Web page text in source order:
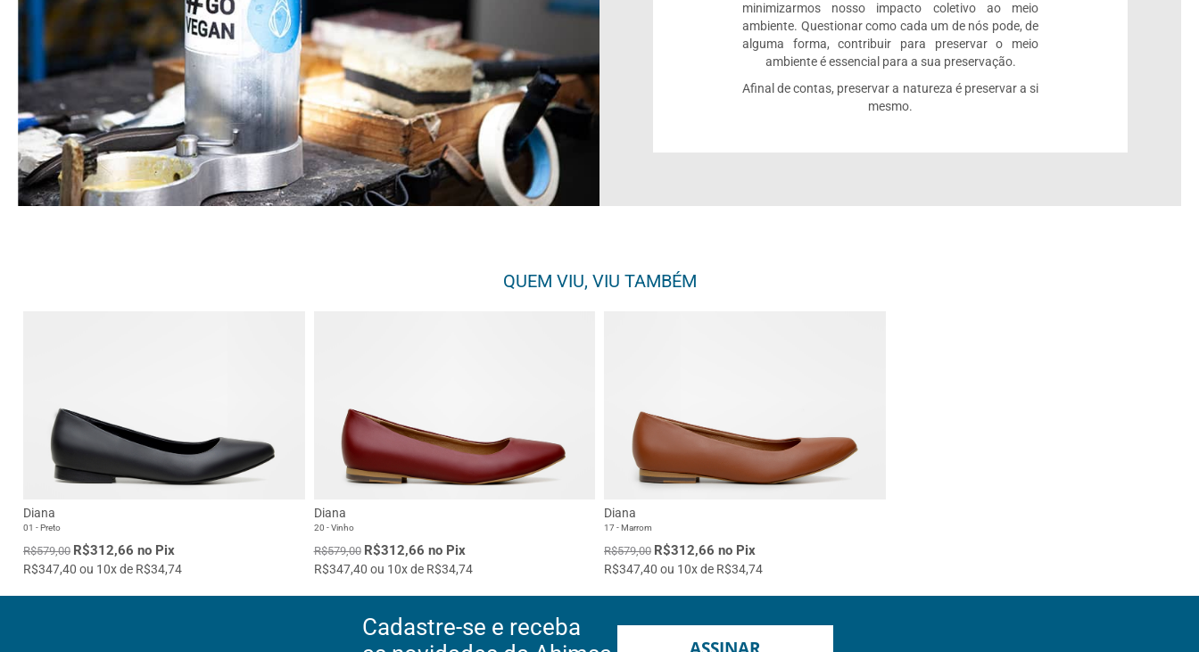
minimizarmos nosso impacto coletivo ao meio
ambiente. Questionar como cada um de nós pode, de
alguma forma, contribuir para preservar o meio
ambiente é essencial para a sua preservação.
Afinal de contas, preservar a natureza é preservar a si
mesmo.
QUEM VIU, VIU TAMBÉM
Diana
01 - Preto
R$579,00 R$312,66 no Pix
R$347,40 ou 10x de R$34,74
Diana
20 - Vinho
R$579,00 R$312,66 no Pix
R$347,40 ou 10x de R$34,74
Diana
17 - Marrom
R$579,00 R$312,66 no Pix
R$347,40 ou 10x de R$34,74
Cadastre-se e receba